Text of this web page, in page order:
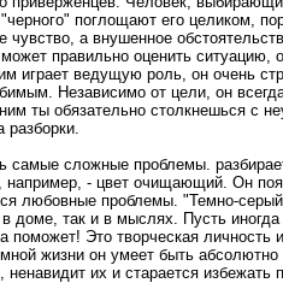
поглощают его целиком,
чувство, а внушенное
правильно оценить ситуацию,
играет ведущую роль, он очень
Независимо от цели, он
ты обязательно столкнешься с
самые сложные проблемы.
например, - цвет очищающий. Он
любовные проблемы. "Темно-
доме, так и в мыслях. Пусть
поможет! Это творческая
жизни он умеет быть
ненавидит их и старается